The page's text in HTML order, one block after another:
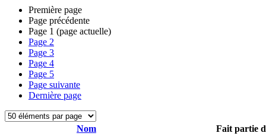
Première page
Page précédente
Page 1 (page actuelle)
Page 2
Page 3
Page 4
Page 5
Page suivante
Dernière page
Nom
Fait partie